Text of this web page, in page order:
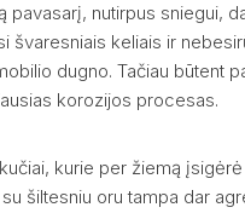
pavasarį, nutirpus sniegui,
švaresniais keliais ir
dugno. Tačiau būtent
korozijos procesas.
kurie per žiemą
šiltesniu oru tampa dar